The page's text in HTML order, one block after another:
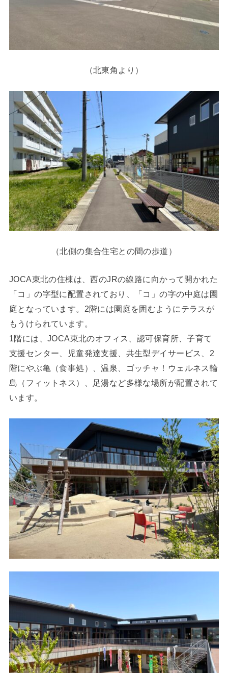
（北東角より）
（北側の集合住宅との間の歩道）
JOCA東北の住棟は、西のJRの線路に向かって開かれた
「コ」の字型に配置されており、「コ」の字の中庭は園
庭となっています。2階には園庭を囲むようにテラスが
もうけられています。
1階には、JOCA東北のオフィス、認可保育所、子育て
支援センター、児童発達支援、共生型デイサービス、2
階にやぶ亀（食事処）、温泉、ゴッチャ！ウェルネス輪
島（フィットネス）、足湯など多様な場所が配置されて
います。